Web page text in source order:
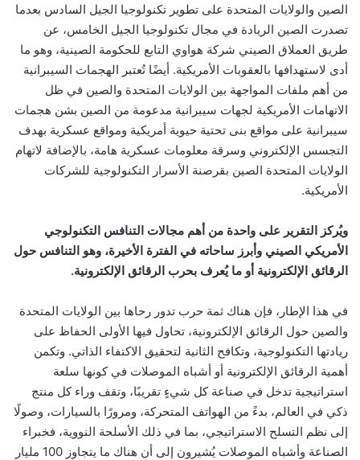
الصين والولايات المتحدة على تطوير تكنولوجيا الجيل السادس بعدما
تصدرت الصين الريادة في مجال تكنولوجيا الجيل الخامس، عن
طريق العملاق الصيني شركة هواوي التابع للحكومة الصينية، وهو ما
أدى لاستهدافها بالعقوبات الأمريكية. أيضًا تُعتبر الهجمات السيبرانية
من أهم ملفات المواجهة بين الولايات المتحدة والصين في ظل
الاتهامات الأمريكية لجهات سيبرانية مدعومة من الصين بشن هجمات
سيبرانية على مواقع بنى تحتية حيوية أمريكية ومواقع عسكرية بهدف
التجسس الإلكتروني وسرقة معلومات عسكرية هامة، بالإضافة لاتهام
الولايات المتحدة الصين بقرصنة الأسرار التكنولوجية للشركات
الأمريكية.
ويُركز التقرير على واحدة من أهم مجالات التنافس التكنولوجي
الأمريكي الصيني وأبرز ساحاته في الفترة الأخيرة، وهو التنافس حول
الرقائق الإلكترونية أو ما يُعرف بحرب الرقائق الإلكترونية.
في هذا الإطار، فإن هناك ثمة حرب تدور رحاها بين الولايات المتحدة
والصين حول الرقائق الإلكترونية، تحاول فيها الأولى الحفاظ على
ريادتها التكنولوجية، وتكافح الثانية لتحقيق الاكتفاء الذاتي. وتكمن
أهمية الرقائق الإلكترونية أو أشباه الموصلات في كونها سلعة
استراتيجية تدخل في صناعة كل شيءٍ تقريبًا، وتقف وراء كل منتج
ذكي في العالم، بدءً من الهواتف المتحركة، ومرورًا بالسيارات، وصولًا
إلى نظم التسلح الاستراتيجي، بما في ذلك الأسلحة النووية، فخبراء
الصناعة وأشباه الموصلات يُشيرون إلى أن هناك ما يتجاوز 100 مليار